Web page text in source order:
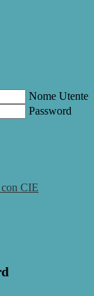
Nome Utente
Password
CIE